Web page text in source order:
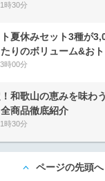
時30分
夏休みセット3種が
たりのボリューム&お
時00分
和歌山の恵みを味わ
商品徹底紹介
時30分
ページの先頭へ